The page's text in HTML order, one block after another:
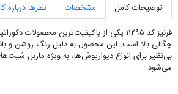
توضیحات کامل مشخصات نظرها درباره
قرنیز کد ۱۱۲۹۵ یکی از باکیفیت‌ترین محصولات
چگالی بالا است. این محصول به دلیل رنگ روشن و
بی‌نظیر برای انواع دیوارپوش‌ها، به ویژه ماربل
می‌شود.